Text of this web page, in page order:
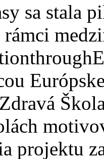
sa stala
rámci
projektu